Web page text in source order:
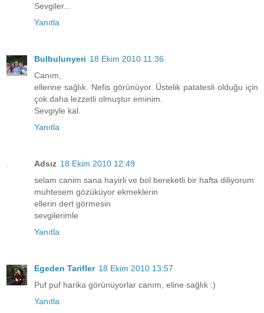
Sevgiler...
Yanıtla
Bulbulunyeri 18 Ekim 2010 11:36
Canım,
ellerine sağlık. Nefis görünüyor. Üstelik patatesli olduğu için
çok daha lezzetli olmuştur eminim.
Sevgiyle kal.
Yanıtla
Adsız 18 Ekim 2010 12:49
selam canim sana hayirli ve bol bereketli bir hafta diliyorum
muhtesem gözüküyor ekmeklerin
ellerin dert görmesin
sevgilerimle
Yanıtla
Egeden Tarifler 18 Ekim 2010 13:57
Puf puf harika görünüyorlar canım, eline sağlık :)
Yanıtla